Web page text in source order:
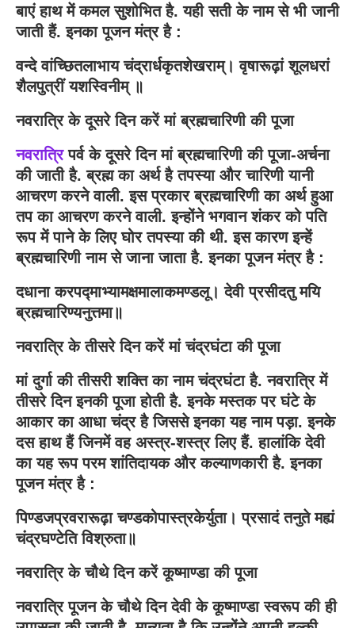
बाएं हाथ में कमल सुशोभित है. यही सती के नाम से भी जानी
जाती हैं. इनका पूजन मंत्र है :
वन्दे वांच्छितलाभाय चंद्रार्धकृतशेखराम्‌। वृषारूढ़ां शूलधरां
शैलपुत्रीं यशस्विनीम्‌ ॥
नवरात्रि के दूसरे दिन करें मां ब्रह्मचारिणी की पूजा
नवरात्रिपर्व के दूसरे दिन मां ब्रह्मचारिणी की पूजा-अर्चना
की जाती है. ब्रह्म का अर्थ है तपस्या और चारिणी यानी
आचरण करने वाली. इस प्रकार ब्रह्मचारिणी का अर्थ हुआ
तप का आचरण करने वाली. इन्होंने भगवान शंकर को पति
रूप में पाने के लिए घोर तपस्या की थी. इस कारण इन्हें
ब्रह्मचारिणी नाम से जाना जाता है. इनका पूजन मंत्र है :
दधाना करपद्माभ्यामक्षमालाकमण्डलू। देवी प्रसीदतु मयि
ब्रह्मचारिण्यनुत्तमा॥
नवरात्रि के तीसरे दिन करें मां चंद्रघंटा की पूजा
मां दुर्गा की तीसरी शक्ति का नाम चंद्रघंटा है. नवरात्रि में
तीसरे दिन इनकी पूजा होती है. इनके मस्तक पर घंटे के
आकार का आधा चंद्र है जिससे इनका यह नाम पड़ा. इनके
दस हाथ हैं जिनमें वह अस्त्र-शस्त्र लिए हैं. हालांकि देवी
का यह रूप परम शांतिदायक और कल्याणकारी है. इनका
पूजन मंत्र है :
पिण्डजप्रवरारूढ़ा चण्डकोपास्त्रकेर्युता। प्रसादं तनुते मह्यं
चंद्रघण्टेति विश्रुता॥
नवरात्रि के चौथे दिन करें कूष्माण्डा की पूजा
नवरात्रि पूजन के चौथे दिन देवी के कूष्माण्डा स्वरूप की ही